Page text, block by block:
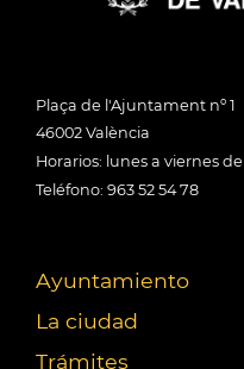
Plaça de l'Ajuntament nº 1
46002 València
Horarios: lunes a viernes
Teléfono: 963 52 54 78
Ayuntamiento
La ciudad
Trámites